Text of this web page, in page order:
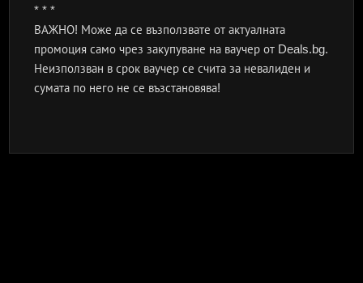
* * *
ВАЖНО! Може да се възползвате от актуалната
промоция само чрез закупуване на ваучер от Deals.bg.
Неизползван в срок ваучер се счита за невалиден и
сумата по него не се възстановява!